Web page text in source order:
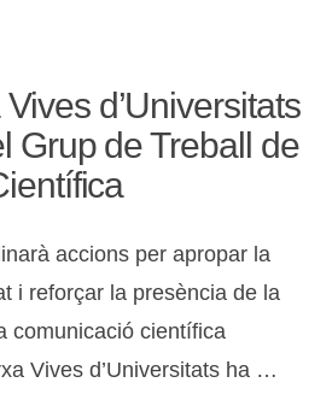
d’Universitats
Grup de Treball de
accions per apropar la
i reforçar la presència de la
comunicació científica
Vives d’Universitats ha …